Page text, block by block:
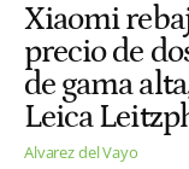
Xiaomi
precio de
de gama
Leica
Alvarez del Vayo